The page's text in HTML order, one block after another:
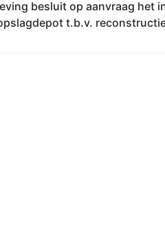
besluit op aanvraag het
t.b.v.